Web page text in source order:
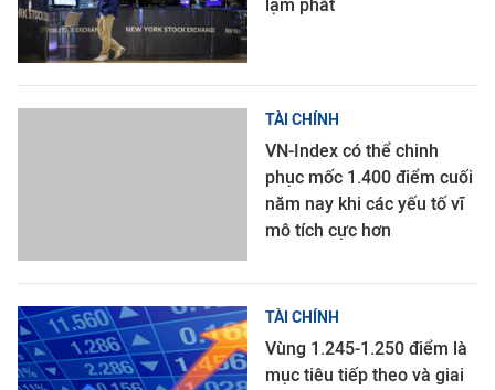
lạm phát
TÀI CHÍNH
VN-Index có thể chinh
phục mốc 1.400 điểm cuối
năm nay khi các yếu tố vĩ
mô tích cực hơn
TÀI CHÍNH
Vùng 1.245-1.250 điểm là
mục tiêu tiếp theo và giai